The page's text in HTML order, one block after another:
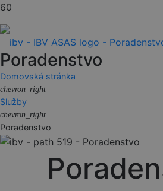
Poradenstvo
Domovská stránka
chevron_right
Služby
chevron_right
Poradenstvo